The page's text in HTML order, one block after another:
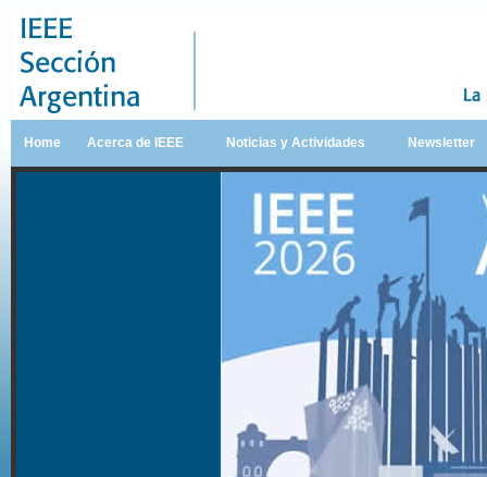
Home Acerca de IEEE Noticias y Actividades Newsletter